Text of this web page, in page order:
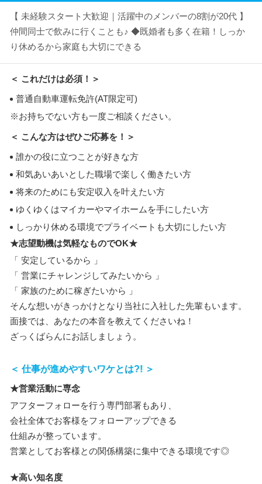
【 未経験スタート大歓迎｜活躍中のメンバーの8割が20代 】
仲間同士で飲みに行くことも♪ ◆既婚者も多く在籍！しっか
り休めるから家庭も大切にできる
＜ これだけは必須！＞
普通自動車運転免許(AT限定可)
※お持ちでない方も一度ご相談ください。
＜ こんな方はぜひご応募を！＞
誰かの役に立つことが好きな方
和気あいあいとした職場で楽しく働きたい方
将来のためにも安定収入を叶えたい方
ゆくゆくはマイカーやマイホームを手にしたい方
しっかり休める環境でプライベートも大切にしたい方
★志望動機は気軽なものでOK★
「 安定しているから 」
「 営業にチャレンジしてみたいから 」
「 家族のために稼ぎたいから 」
そんな想いがきっかけとなり当社に入社した先輩もいます。
面接では、あなたの本音を教えてくださいね！
ざっくばらんにお話しましょう。
＜ 仕事が進めやすいワケとは?! ＞
★営業活動に専念
アフターフォローを行う専門部署もあり、
会社全体でお客様をフォローアップできる
仕組みが整っています。
営業としてお客様との関係構築に集中できる環境です◎
★高い知名度